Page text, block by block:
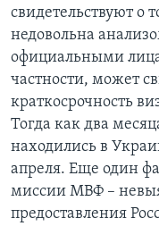
свидетельствуют о
недовольна
официальными
частности, может
краткосрочность
Тогда как два
находились в
апреля. Еще один
миссии МВФ –
предоставления